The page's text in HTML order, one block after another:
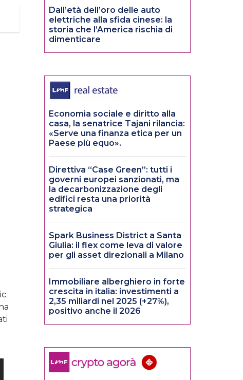
Dall’età dell’oro delle auto
elettriche alla sfida cinese: la
storia che l’America rischia di
dimenticare
Economia sociale e diritto alla
casa, la senatrice Tajani rilancia:
«Serve una finanza etica per un
Paese più equo».
Direttiva “Case Green”: tutti i
governi europei sanzionati, ma
la decarbonizzazione degli
edifici resta una priorità
strategica
Spark Business District a Santa
Giulia: il flex come leva di valore
per gli asset direzionali a Milano
Immobiliare alberghiero in forte
crescita in italia: investimenti a
2,35 miliardi nel 2025 (+27%),
positivo anche il 2026